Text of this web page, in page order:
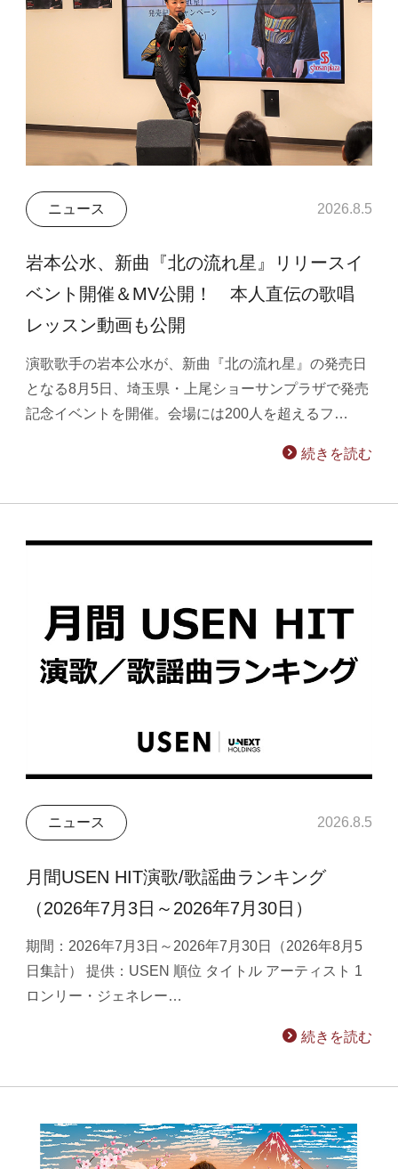
ニュース 2026.8.5
岩本公水、新曲『北の流れ星』リリースイ
ベント開催＆MV公開！ 本人直伝の歌唱
レッスン動画も公開
演歌歌手の岩本公水が、新曲『北の流れ星』の発売日
となる8月5日、埼玉県・上尾ショーサンプラザで発売
記念イベントを開催。会場には200人を超えるフ…
続きを読む
ニュース 2026.8.5
月間USEN HIT演歌/歌謡曲ランキング
（2026年7月3日～2026年7月30日）
期間：2026年7月3日～2026年7月30日（2026年8月5
日集計） 提供：USEN 順位 タイトル アーティスト 1
ロンリー・ジェネレー…
続きを読む